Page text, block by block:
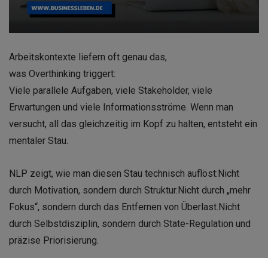
Arbeitskontexte liefern oft genau das,
was Overthinking triggert:
Viele parallele Aufgaben, viele Stakeholder, viele
Erwartungen und viele Informationsströme. Wenn man
versucht, all das gleichzeitig im Kopf zu halten, entsteht ein
mentaler Stau.
NLP zeigt, wie man diesen Stau technisch auflöst:Nicht
durch Motivation, sondern durch Struktur.Nicht durch „mehr
Fokus“, sondern durch das Entfernen von Überlast.Nicht
durch Selbstdisziplin, sondern durch State-Regulation und
präzise Priorisierung.